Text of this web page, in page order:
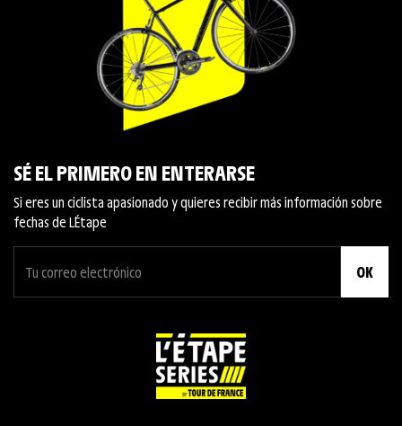
SÉ EL PRIMERO EN ENTERARSE
Si eres un ciclista apasionado y quieres recibir más información sobre
fechas de L´Étape
OK